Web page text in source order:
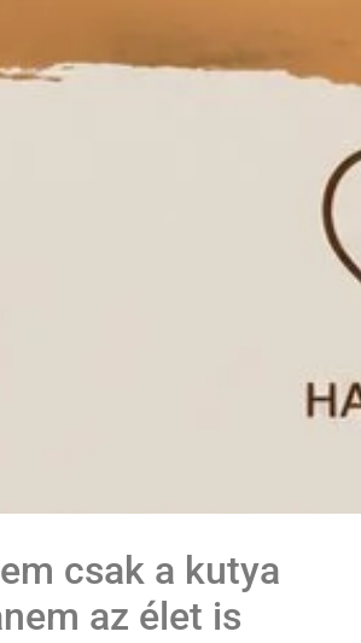
csak a kutya
az élet is